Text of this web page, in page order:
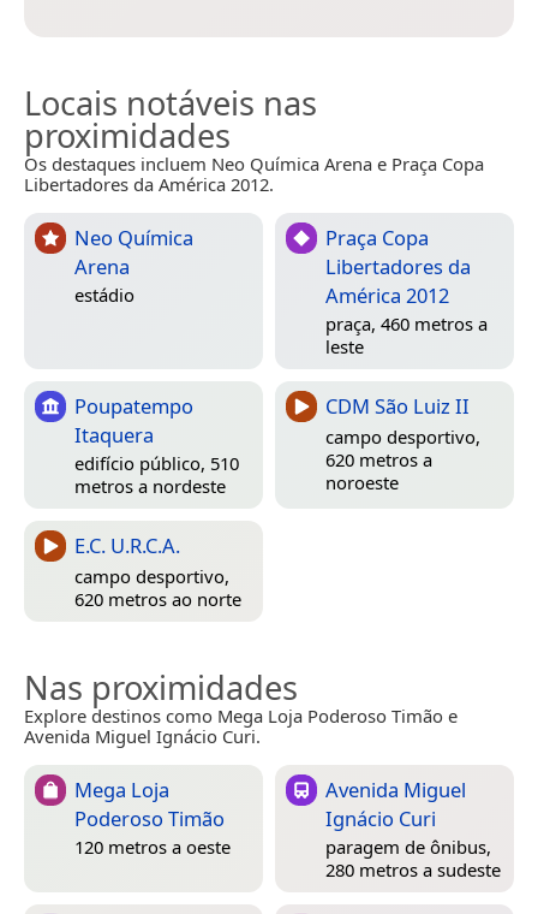
Locais notáveis nas
proximidades
Os destaques incluem Neo Química Arena e Praça Copa
Libertadores da América 2012.
Neo Química
Arena
estádio
Praça Copa
Libertadores da
América 2012
praça, 460 metros a
leste
Poupatempo
Itaquera
edifício público, 510
metros a nordeste
CDM São Luiz II
campo desportivo,
620 metros a
noroeste
E.C. U.R.C.A.
campo desportivo,
620 metros ao norte
Nas proximidades
Explore destinos como Mega Loja Poderoso Timão e
Avenida Miguel Ignácio Curi.
Mega Loja
Poderoso Timão
120 metros a oeste
Avenida Miguel
Ignácio Curi
paragem de ônibus,
280 metros a sudeste